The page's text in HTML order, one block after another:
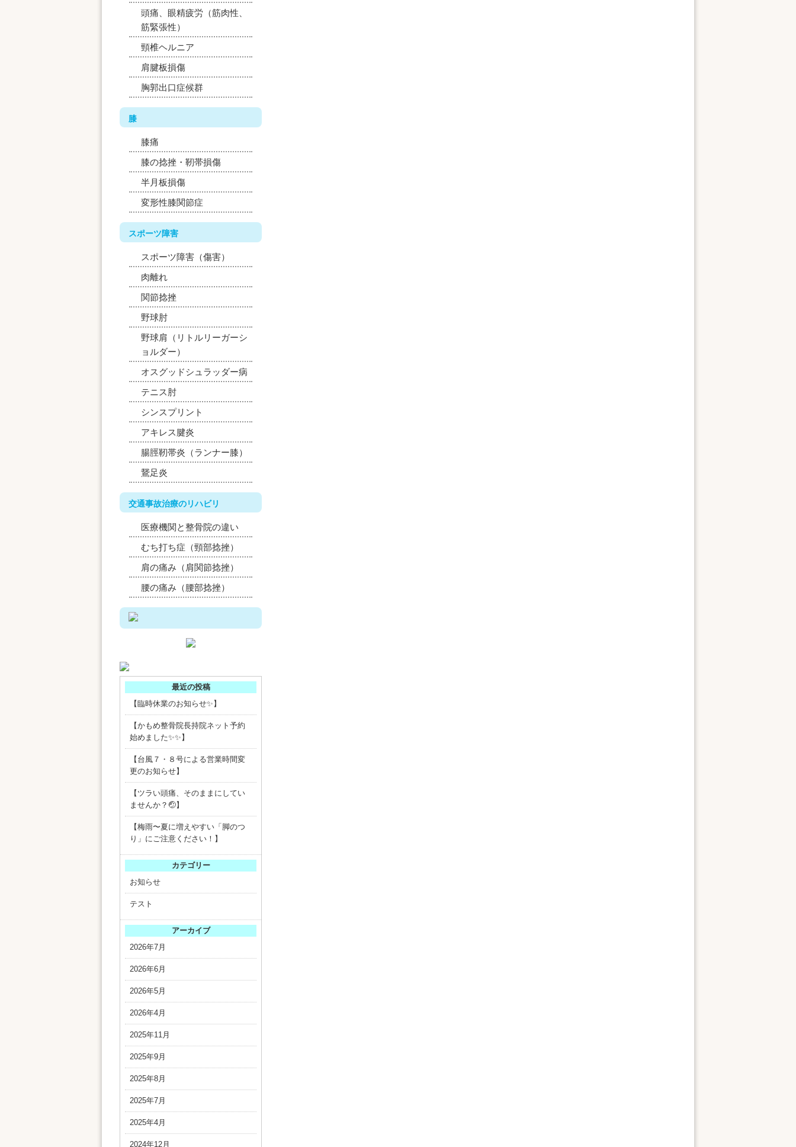
頭痛、眼精疲労（筋肉性、
筋緊張性）
頸椎ヘルニア
肩腱板損傷
胸郭出口症候群
膝
膝痛
膝の捻挫・靭帯損傷
半月板損傷
変形性膝関節症
スポーツ障害
スポーツ障害（傷害）
肉離れ
関節捻挫
野球肘
野球肩（リトルリーガーシ
ョルダー）
オスグッドシュラッダー病
テニス肘
シンスプリント
アキレス腱炎
腸脛靭帯炎（ランナー膝）
鵞足炎
交通事故治療のリハビリ
医療機関と整骨院の違い
むち打ち症（頸部捻挫）
肩の痛み（肩関節捻挫）
腰の痛み（腰部捻挫）
最近の投稿
【臨時休業のお知らせ✨】
【かもめ整骨院長持院ネット予約
始めました✨✨】
【台風７・８号による営業時間変
更のお知らせ】
【ツラい頭痛、そのままにしてい
ませんか？🤕】
【梅雨〜夏に増えやすい「脚のつ
り」にご注意ください！】
カテゴリー
お知らせ
テスト
アーカイブ
2026年7月
2026年6月
2026年5月
2026年4月
2025年11月
2025年9月
2025年8月
2025年7月
2025年4月
2024年12月